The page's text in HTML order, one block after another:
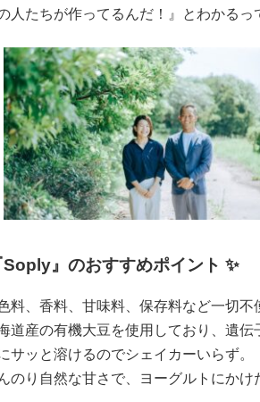
の人たちが作ってるんだ！』とわかるっ
Soply』のおすすめポイント ✨
料、香料、甘味料、保存料など一切不
道産の有機大豆を使用しており、遺伝
サッと溶けるのでシェイカーいらず。
のり自然な甘さで、ヨーグルトにか